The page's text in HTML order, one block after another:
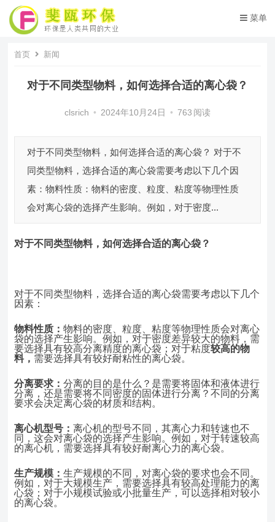
菜单
首页 新闻
对于不同类型物料，如何选择合适的离心袋？
clsrich • 2024年10月24日 • 763 阅读
对于不同类型物料，如何选择合适的离心袋？ 对于不
同类型物料，选择合适的离心袋需要考虑以下几个因
素：物料性质：物料的密度、粒度、粘度等物理性质
会对离心袋的选择产生影响。例如，对于密度...
对于不同类型物料，如何选择合适的离心袋？
对于不同类型物料，选择合适的离心袋需要考虑以下几个
因素：
物料性质：物料的密度、粒度、粘度等物理性质会对离心
袋的选择产生影响。例如，对于密度差异较大的物料，需
要选择具有较高分离精度的离心袋；对于粘度较高的物
料， 需要选择具有较好耐粘性的离心袋。
分离要求：分离的目的是什么？是需要将固体和液体进行
分离，还是需要将不同密度的固体进行分离？不同的分离
要求会决定离心袋的材质和结构。
离心机型号：离心机的型号不同，其离心力和转速也不
同，这会对离心袋的选择产生影响。例如，对于转速较高
的离心机，需要选择具有较好耐离心力的离心袋。
生产规模：生产规模的不同，对离心袋的要求也会不同。
例如，对于大规模生产，需要选择具有较高处理能力的离
心袋；对于小规模试验或小批量生产，可以选择相对较小
的离心袋。